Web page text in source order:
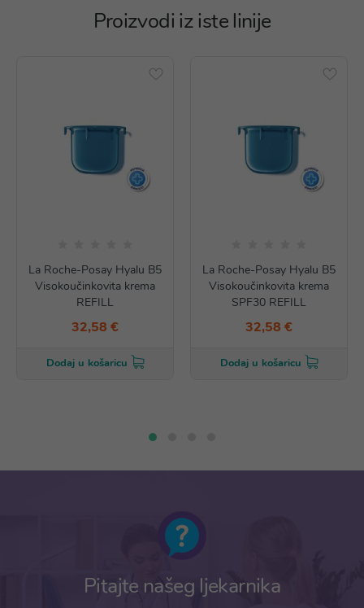
Proizvodi iz iste linije
La Roche-Posay Hyalu B5
Visokoučinkovita krema
REFILL
32,58 €
Dodaj u košaricu
La Roche-Posay Hyalu B5
Visokoučinkovita krema
SPF30 REFILL
32,58 €
Dodaj u košaricu
Pitajte našeg ljekarnika